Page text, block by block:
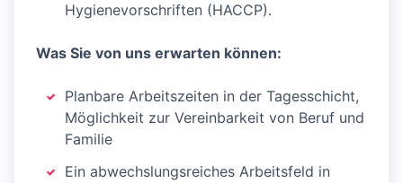
Hygienevorschriften (HACCP).
Was Sie von uns erwarten können:
Planbare Arbeitszeiten in der Tagesschicht,
Möglichkeit zur Vereinbarkeit von Beruf und
Familie
Ein abwechslungsreiches Arbeitsfeld in